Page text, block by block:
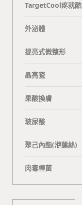
TargetCool疼就酷
外泌體
提亮式微整形
晶亮瓷
果酸換膚
玻尿酸
聚己內酯(洢蓮絲)
肉毒桿菌